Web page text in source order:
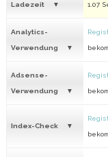
Ladezeit 1.07
Analytics-
Verwendung
Adsense-
Verwendung
Index-Check